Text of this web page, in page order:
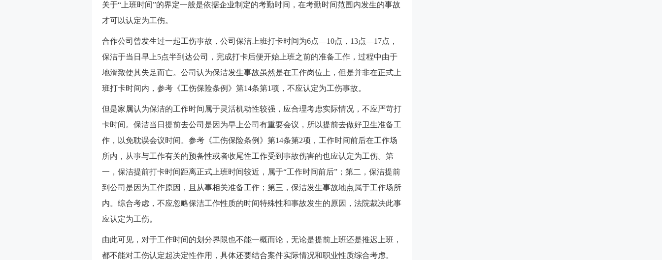
关于“上班时间”的界定一般是依据企业制定的考勤时间，在考勤时间范围内发生的事故
才可以认定为工伤。
合作公司曾发生过一起工伤事故，公司保洁上班打卡时间为6点—10点，13点—17点，
保洁于当日早上5点半到达公司，完成打卡后便开始上班之前的准备工作，过程中由于
地滑致使其失足而亡。公司认为保洁发生事故虽然是在工作岗位上，但是并非在正式上
班打卡时间内，参考《工伤保险条例》第14条第1项，不应认定为工伤事故。
但是家属认为保洁的工作时间属于灵活机动性较强，应合理考虑实际情况，不应严苛打
卡时间。保洁当日提前去公司是因为早上公司有重要会议，所以提前去做好卫生准备工
作，以免耽误会议时间。参考《工伤保险条例》第14条第2项，工作时间前后在工作场
所内，从事与工作有关的预备性或者收尾性工作受到事故伤害的也应认定为工伤。第
一，保洁提前打卡时间距离正式上班时间较近，属于“工作时间前后”；第二，保洁提前
到公司是因为工作原因，且从事相关准备工作；第三，保洁发生事故地点属于工作场所
内。综合考虑，不应忽略保洁工作性质的时间特殊性和事故发生的原因，法院裁决此事
应认定为工伤。
由此可见，对于工作时间的划分界限也不能一概而论，无论是提前上班还是推迟上班，
都不能对工伤认定起决定性作用，具体还要结合案件实际情况和职业性质综合考虑。